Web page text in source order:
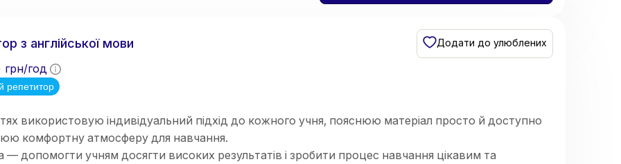
з англійської мови Додати до улюблених
грн/год
репетитор
використовую індивідуальний підхід до кожного учня, пояснюю матеріал просто й доступно
комфортну атмосферу для навчання.
— допомогти учням досягти високих результатів і зробити процес навчання цікавим та